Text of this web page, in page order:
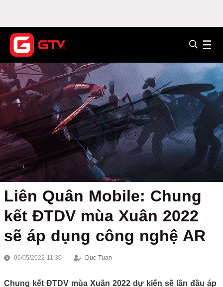
Liên Quân Mobile: Chung
kết ĐTDV mùa Xuân 2022
sẽ áp dụng công nghệ AR
06/05/2022 11:30 Duc Tuan
Chung kết ĐTDV mùa Xuân 2022 dự kiến sẽ lần đầu áp